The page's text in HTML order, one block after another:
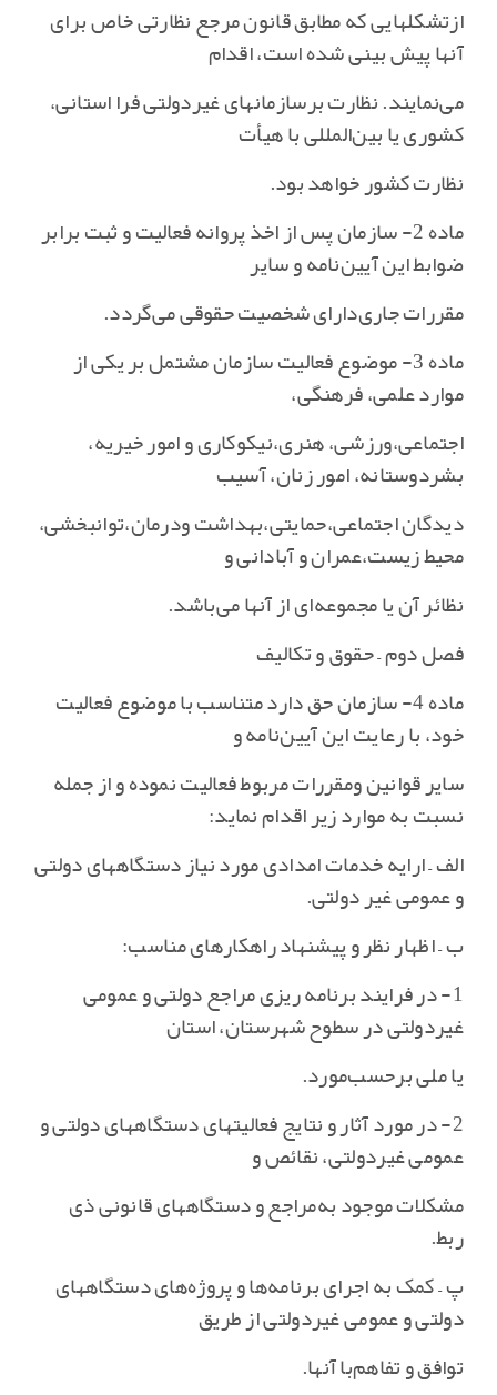
ازتشکلهایی که مطابق قانون مرجع نظارتی خاص برای
آنها پیش بینی شده است‌، اقدام
می‌نمایند. نظارت برسازمانهای غیردولتی فرا استانی‌،
کشوری یا بین‌المللی با هیأت
نظارت کشور خواهد بود.
ماده 2- سازمان پس از اخذ پروانه فعالیت و ثبت برابر
ضوابط این آیین‌نامه و سایر
مقررات جاری‌دارای شخصیت حقوقی می‌گردد.
ماده 3- موضوع فعالیت سازمان مشتمل بر یکی از
موارد علمی‌، فرهنگی‌،
اجتماعی‌،ورزشی‌، هنری‌،نیکوکاری و امور خیریه‌،
بشردوستانه‌، امور زنان‌، آسیب
دیدگان اجتماعی‌،حمایتی‌،بهداشت ودرمان‌،توانبخشی‌،
محیط زیست‌،عمران و آبادانی و
نظائر آن یا مجموعه‌ای از آنها می‌باشد.
فصل دوم – حقوق و تکالیف
ماده 4- سازمان حق دارد متناسب با موضوع فعالیت
خود، با رعایت این آیین‌نامه و
سایر قوانین ومقررات مربوط فعالیت نموده و از جمله
نسبت به موارد زیر اقدام نماید:
الف – ارایه خدمات امدادی مورد نیاز دستگاههای دولتی
و عمومی غیر دولتی‌.
ب – اظهار نظر و پیشنهاد راهکارهای مناسب‌:
1- در فرایند برنامه ریزی مراجع دولتی و عمومی
غیردولتی در سطوح شهرستان‌، استان
یا ملی برحسب‌مورد.
2- در مورد آثار و نتایج فعالیتهای دستگاههای دولتی و
عمومی غیردولتی‌، نقائص و
مشکلات موجود به‌مراجع و دستگاههای قانونی ذی
ربط‌.
پ – کمک به اجرای برنامه‌ها و پروژه‌های دستگاههای
دولتی و عمومی غیردولتی از طریق
توافق و تفاهم‌با آنها.